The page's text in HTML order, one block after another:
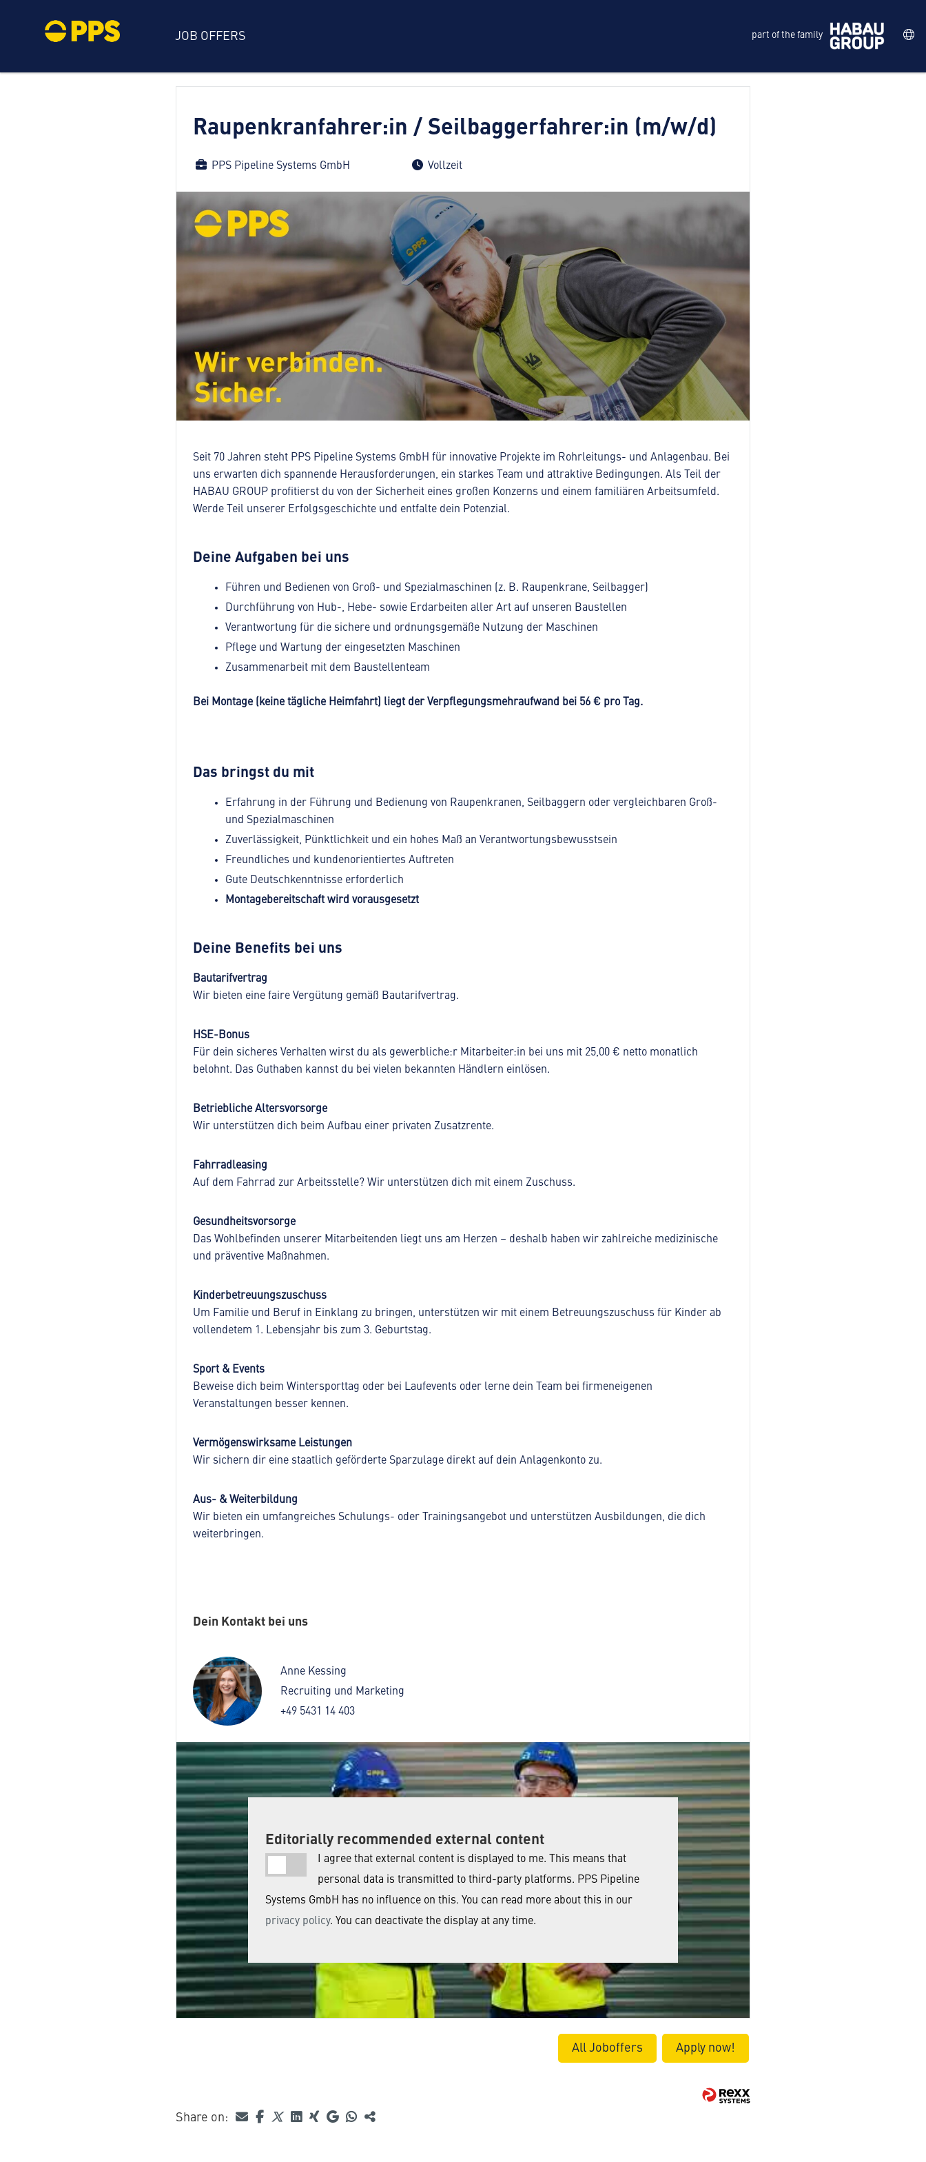
JOB OFFERS part of the family
Raupenkranfahrer:in / Seilbaggerfahrer:in (m/w/d)
PPS Pipeline Systems GmbH Vollzeit
Seit 70 Jahren steht PPS Pipeline Systems GmbH für innovative Projekte im Rohrleitungs- und Anlagenbau. Bei
uns erwarten dich spannende Herausforderungen, ein starkes Team und attraktive Bedingungen. Als Teil der
HABAU GROUP profitierst du von der Sicherheit eines großen Konzerns und einem familiären Arbeitsumfeld.
Werde Teil unserer Erfolgsgeschichte und entfalte dein Potenzial.
Deine Aufgaben bei uns
Führen und Bedienen von Groß- und Spezialmaschinen (z. B. Raupenkrane, Seilbagger)
Durchführung von Hub-, Hebe- sowie Erdarbeiten aller Art auf unseren Baustellen
Verantwortung für die sichere und ordnungsgemäße Nutzung der Maschinen
Pflege und Wartung der eingesetzten Maschinen
Zusammenarbeit mit dem Baustellenteam
Bei Montage (keine tägliche Heimfahrt) liegt der Verpflegungsmehraufwand bei 56 € pro Tag.
Das bringst du mit
Erfahrung in der Führung und Bedienung von Raupenkranen, Seilbaggern oder vergleichbaren Groß-
und Spezialmaschinen
Zuverlässigkeit, Pünktlichkeit und ein hohes Maß an Verantwortungsbewusstsein
Freundliches und kundenorientiertes Auftreten
Gute Deutschkenntnisse erforderlich
Montagebereitschaft wird vorausgesetzt
Deine Benefits bei uns
Bautarifvertrag
Wir bieten eine faire Vergütung gemäß Bautarifvertrag.
HSE-Bonus
Für dein sicheres Verhalten wirst du als gewerbliche:r Mitarbeiter:in bei uns mit 25,00 € netto monatlich
belohnt. Das Guthaben kannst du bei vielen bekannten Händlern einlösen.
Betriebliche Altersvorsorge
Wir unterstützen dich beim Aufbau einer privaten Zusatzrente.
Fahrradleasing
Auf dem Fahrrad zur Arbeitsstelle? Wir unterstützen dich mit einem Zuschuss.
Gesundheitsvorsorge
Das Wohlbefinden unserer Mitarbeitenden liegt uns am Herzen – deshalb haben wir zahlreiche medizinische
und präventive Maßnahmen.
Kinderbetreuungszuschuss
Um Familie und Beruf in Einklang zu bringen, unterstützen wir mit einem Betreuungszuschuss für Kinder ab
vollendetem 1. Lebensjahr bis zum 3. Geburtstag.
Sport & Events
Beweise dich beim Wintersporttag oder bei Laufevents oder lerne dein Team bei firmeneigenen
Veranstaltungen besser kennen.
Vermögenswirksame Leistungen
Wir sichern dir eine staatlich geförderte Sparzulage direkt auf dein Anlagenkonto zu.
Aus- & Weiterbildung
Wir bieten ein umfangreiches Schulungs- oder Trainingsangebot und unterstützen Ausbildungen, die dich
weiterbringen.
Dein Kontakt bei uns
Anne Kessing
Recruiting und Marketing
+49 5431 14 403
Editorially recommended external content
I agree that external content is displayed to me. This means that
personal data is transmitted to third-party platforms. PPS Pipeline
Systems GmbH has no influence on this. You can read more about this in our
privacy policy. You can deactivate the display at any time.
All Joboffers Apply now!
Share on: